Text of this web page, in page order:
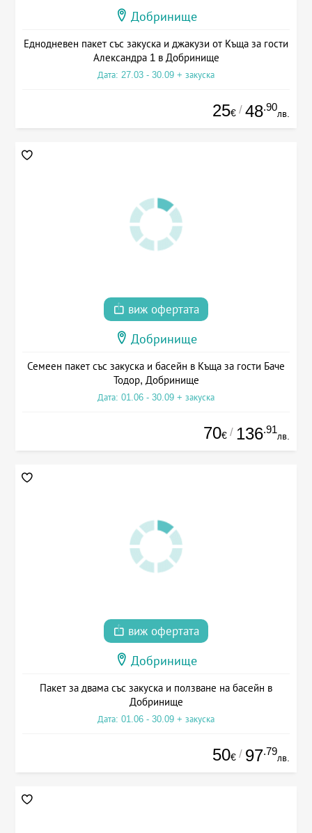
Добринище
Еднодневен пакет със закуска и джакузи от Къща за гости
Александра 1 в Добринище
Дата: 27.03 - 30.09 + закуска
25€ / 48.90
лв.
виж офертата
Добринище
Семеен пакет със закуска и басейн в Къща за гости Баче
Тодор, Добринище
Дата: 01.06 - 30.09 + закуска
70€ / 136.91
лв.
виж офертата
Добринище
Пакет за двама със закуска и ползване на басейн в
Добринище
Дата: 01.06 - 30.09 + закуска
50€ / 97.79
лв.